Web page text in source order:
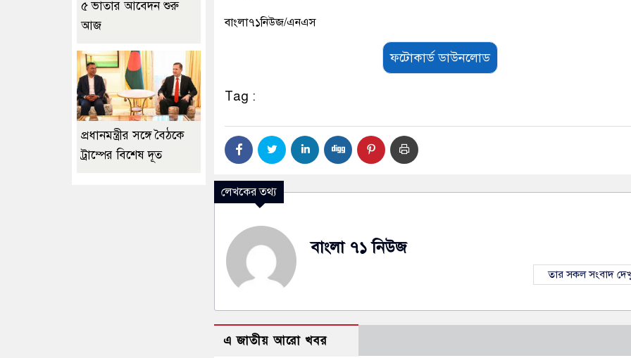
বাংলা৭১নিউজ/এনএস
ফটোকার্ড ডাউনলোড
Tag :
লেখকের তথ্য
বাংলা ৭১ নিউজ
তার সকল সংবাদ
এ জাতীয় আরো খবর
৫ ভাতার আবেদন শুরু
আজ
প্রধানমন্ত্রীর সঙ্গে বৈঠকে
ট্রাম্পের বিশেষ দূত